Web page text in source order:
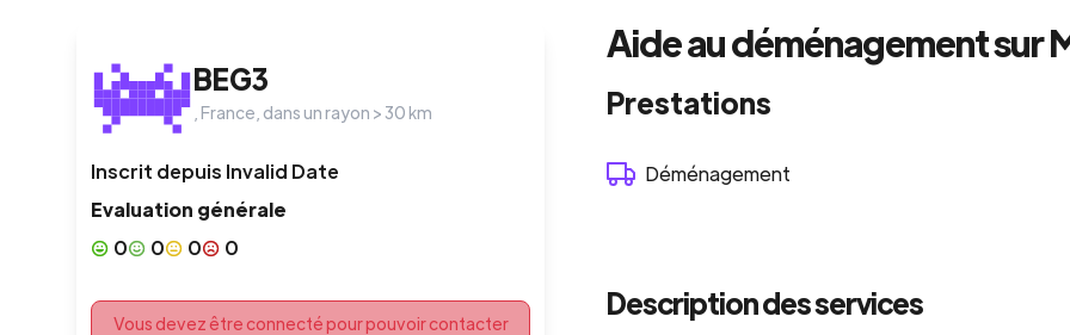
BEG3
France , dans un rayon > 30 km
Inscrit depuis Invalid Date
Evaluation générale
0
0 0 0
Vous devez être connecté pour pouvoir contacter
Aide au déménagement sur
Prestations
Déménagement
Description des services